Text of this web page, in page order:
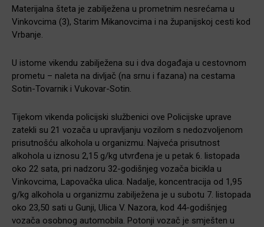
Materijalna šteta je zabilježena u prometnim nesrećama u
Vinkovcima (3), Starim Mikanovcima i na županijskoj cesti kod
Vrbanje.
U istome vikendu zabilježena su i dva događaja u cestovnom
prometu – naleta na divljač (na srnu i fazana) na cestama
Sotin-Tovarnik i Vukovar-Sotin.
Tijekom vikenda policijski službenici ove Policijske uprave
zatekli su 21 vozača u upravljanju vozilom s nedozvoljenom
prisutnošću alkohola u organizmu. Najveća prisutnost
alkohola u iznosu 2,15 g/kg utvrđena je u petak 6. listopada
oko 22 sata, pri nadzoru 32-godišnjeg vozača bicikla u
Vinkovcima, Lapovačka ulica. Nadalje, koncentracija od 1,95
g/kg alkohola u organizmu zabilježena je u subotu 7. listopada
oko 23,50 sati u Gunji, Ulica V. Nazora, kod 44-godišnjeg
vozača osobnog automobila. Potonji vozač je smješten u